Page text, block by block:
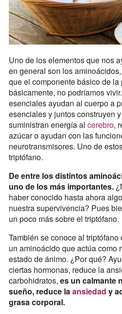
Uno de los elementos que nos
en general son los
que el componente básico de
básicamente, no podríamos
esenciales ayudan al cuerpo a
esenciales y juntos construyen
suministran energía al cerebro,
azúcar o ayudan con las
neurotransmisores. Uno de
triptófano.
De entre los distintos
uno de los más importantes.
haber conocido hasta ahora
nuestra supervivencia? Pues
un poco más sobre el triptófano.
También se conoce al triptófano
un aminoácido que actúa como
estado de ánimo. ¿Por qué?
ciertas hormonas, reduce la
carbohidratos, es un calmante
sueño, reduce laansiedad y
grasa corporal.